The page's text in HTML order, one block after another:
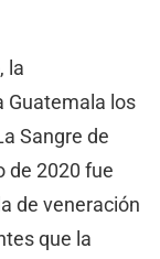
la
Guatemala los
Sangre de
de 2020 fue
de veneración
que la